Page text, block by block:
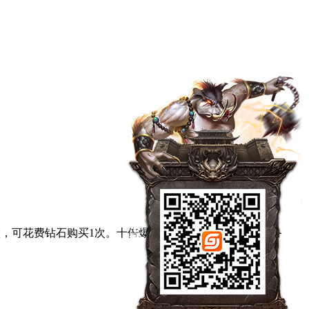
可花费钻石购买1次。十倍爆率掉落高阶符文、高阶装备